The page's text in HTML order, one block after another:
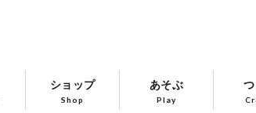
ショップ
Shop
あそぶ
Play